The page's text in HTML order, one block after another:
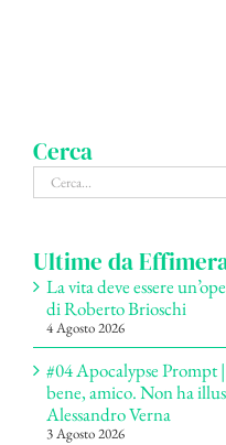
Cerca
Cerca
per:
Ultime da
La vita deve essere
di Roberto Brioschi
4 Agosto 2026
#04 Apocalypse Prompt
bene, amico. Non ha
Alessandro Verna
3 Agosto 2026